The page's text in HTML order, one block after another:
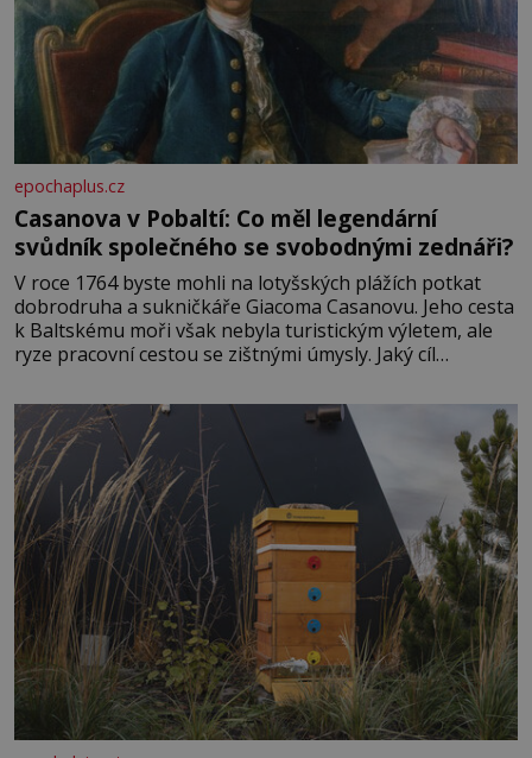
epochaplus.cz
Casanova v Pobaltí: Co měl legendární
svůdník společného se svobodnými zednáři?
V roce 1764 byste mohli na lotyšských plážích potkat
dobrodruha a sukničkáře Giacoma Casanovu. Jeho cesta
k Baltskému moři však nebyla turistickým výletem, ale
ryze pracovní cestou se zištnými úmysly. Jaký cíl
lotyšské Rigy? Casanova v Pobaltí kontaktoval tamní
zednářské lóže. Nebyl v této oblasti žádným nováčkem,
protože do zednářské